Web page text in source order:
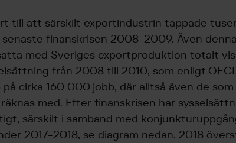
till att särskilt exportindustrin tappade
senaste finanskrisen 2008-2009. Även
med Sveriges exportproduktion totalt
från 2008 till 2010, som enligt
cirka 160 000 jobb, där alltså även de som
med. Efter finanskrisen har
särskilt i samband med
2017-2018, se diagram nedan. 2018